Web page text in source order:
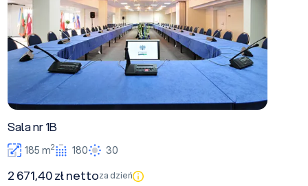
Sala nr 1B
185 m2 180 30
2 671,40 zł nettoza dzień